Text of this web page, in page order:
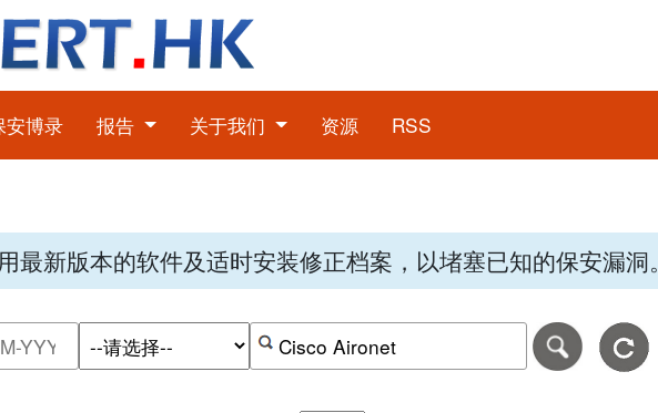
安博录 报告 关于我们 资源 RSS
最新版本的软件及适时安装修正档案，以堵塞已知的保安漏洞。
搜索日期范围的开始日期，格式为-日日-月月-年年年年。
请输入搜索日期范围的结束日期，格式为-日日-月月-年年年年。
按关键字或 CVE ID 搜寻保安警报